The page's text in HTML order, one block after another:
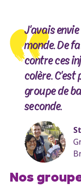
J'avais
monde. De
contre ces
colère.
groupe de
seconde.
Nos